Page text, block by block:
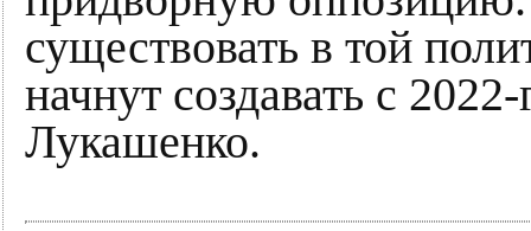
существовать в той
начнут создавать с
Лукашенко.